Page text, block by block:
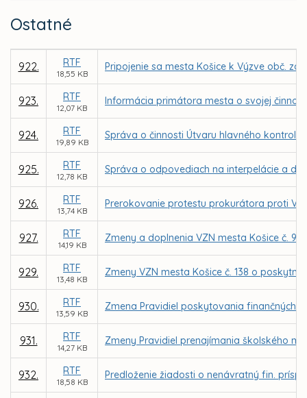
Ostatné
922. RTF
18,55 KB
Pripojenie sa mesta Košice k Výzve obč.
923. RTF
12,07 KB
Informácia primátora mesta o svojej
924. RTF
19,89 KB
Správa o činnosti Útvaru hlavného
925. RTF
12,78 KB
Správa o odpovediach na interpelácie a
926. RTF
13,74 KB
Prerokovanie protestu prokurátora proti
927. RTF
14,19 KB
Zmeny a doplnenia VZN mesta Košice č.
929. RTF
13,48 KB
Zmeny VZN mesta Košice č. 138 o
930. RTF
13,59 KB
Zmena Pravidiel poskytovania finančných
931. RTF
14,27 KB
Zmeny Pravidiel prenajímania školského
932. RTF
18,58 KB
Predloženie žiadosti o nenávratný fin.